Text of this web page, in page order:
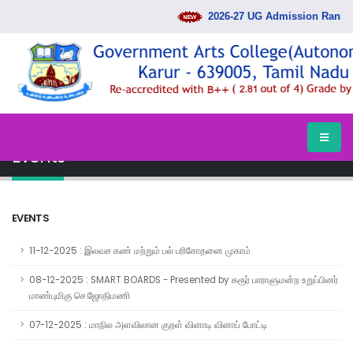
2026-27 UG Admission Rank
Events
EVENTS
11-12-2025 : இலவச கண் மற்றும் பல் பரிசோதனை முகாம்
08-12-2025 : SMART BOARDS - Presented by கரூர் பாராளுமன்ற உறுப்பினர்
மாண்புமிகு செ.ஜோதிமணி
07-12-2025 : மாநில அளவிலான குறள் வினாடி வினாப் போட்டி